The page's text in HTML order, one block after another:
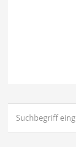
eingeben...